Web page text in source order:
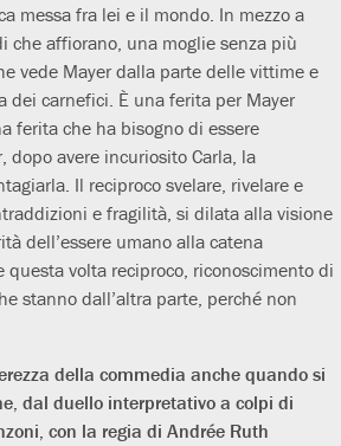
messa fra lei e il mondo. In mezzo a
che affiorano, una moglie senza più
vede Mayer dalla parte delle vittime e
dei carnefici. È una ferita per Mayer
ferita che ha bisogno di essere
dopo avere incuriosito Carla, la
Il reciproco svelare, rivelare e
e fragilità, si dilata alla visione
dell’essere umano alla catena
volta reciproco, riconoscimento di
stanno dall’altra parte, perché non
della commedia anche quando si
dal duello interpretativo a colpi di
con la regia di Andrée Ruth